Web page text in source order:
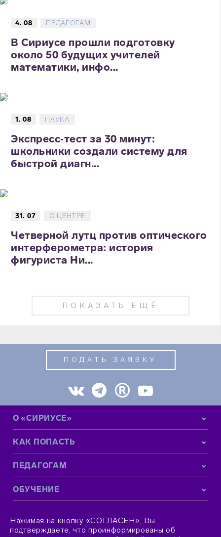
4. 08 ПЕДАГОГАМ
В Сириусе прошли подготовку
около 50 будущих учителей
математики, инфо...
1. 08 НАУКА
Экспресс‑тест за 30 минут:
школьники создали систему для
быстрой диагн...
31. 07 О ЦЕНТРЕ
Четверной лутц против оптического
интерферометра: история
фигуриста Ни...
ПОКАЗАТЬ ЕЩЁ
ПОДАТЬ ЗАЯВКУ
О «СИРИУСЕ»
КАК ПОПАСТЬ
ПЕДАГОГАМ
ОБУЧЕНИЕ
Нажимая на кнопку «СОГЛАСЕН», Вы
подтверждаете, что проинформированы об